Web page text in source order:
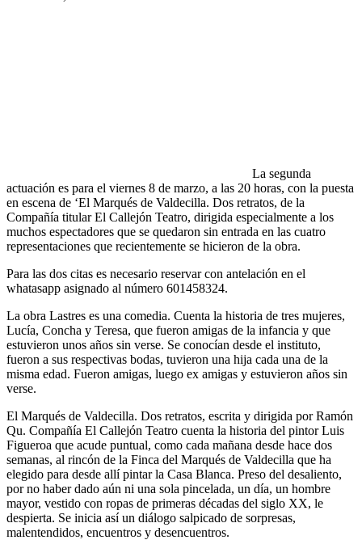
La segunda
actuación es para el viernes 8 de marzo, a las 20 horas, con la puesta
en escena de ‘El Marqués de Valdecilla. Dos retratos, de la
Compañía titular El Callejón Teatro, dirigida especialmente a los
muchos espectadores que se quedaron sin entrada en las cuatro
representaciones que recientemente se hicieron de la obra.
Para las dos citas es necesario reservar con antelación en el
whatasapp asignado al número 601458324.
La obra Lastres es una comedia. Cuenta la historia de tres mujeres,
Lucía, Concha y Teresa, que fueron amigas de la infancia y que
estuvieron unos años sin verse. Se conocían desde el instituto,
fueron a sus respectivas bodas, tuvieron una hija cada una de la
misma edad. Fueron amigas, luego ex amigas y estuvieron años sin
verse.
El Marqués de Valdecilla. Dos retratos, escrita y dirigida por Ramón
Qu. Compañía El Callejón Teatro cuenta la historia del pintor Luis
Figueroa que acude puntual, como cada mañana desde hace dos
semanas, al rincón de la Finca del Marqués de Valdecilla que ha
elegido para desde allí pintar la Casa Blanca. Preso del desaliento,
por no haber dado aún ni una sola pincelada, un día, un hombre
mayor, vestido con ropas de primeras décadas del siglo XX, le
despierta. Se inicia así un diálogo salpicado de sorpresas,
malentendidos, encuentros y desencuentros.